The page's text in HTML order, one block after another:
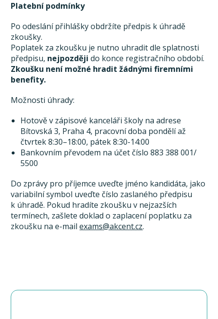
Platební podmínky
Po odeslání přihlášky obdržíte předpis k úhradě
zkoušky.
Poplatek za zkoušku je nutno uhradit dle splatnosti
předpisu, nejpozději do konce registračního období.
Zkoušku není možné hradit žádnými firemními
benefity.
Možnosti úhrady:
Hotově v zápisové kanceláři školy na adrese
Bítovská 3, Praha 4, pracovní doba pondělí až
čtvrtek 8:30–18:00, pátek 8:30-14:00
Bankovním převodem na účet číslo 883 388 001/
5500
Do zprávy pro příjemce uveďte jméno kandidáta, jako
variabilní symbol uveďte číslo zaslaného předpisu
k úhradě. Pokud hradíte zkoušku v nejzazších
termínech, zašlete doklad o zaplacení poplatku za
zkoušku na e-mailexams@akcent.cz.